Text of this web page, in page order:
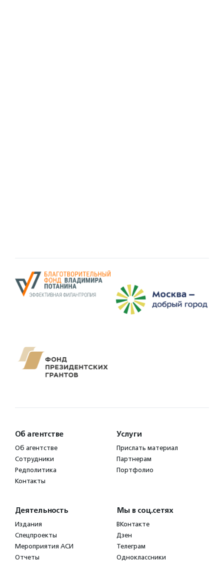
Об агентстве
Об агентстве
Сотрудники
Редполитика
Контакты
Услуги
Прислать материал
Партнерам
Портфолио
Деятельность
Издания
Спецпроекты
Мероприятия АСИ
Отчеты
Мы в соц.сетях
ВКонтакте
Дзен
Телеграм
Одноклассники